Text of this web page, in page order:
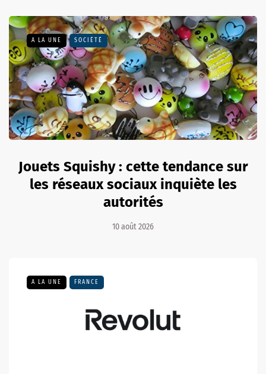
A LA UNE SOCIÉTÉ
Jouets Squishy : cette tendance sur
les réseaux sociaux inquiète les
autorités
10 août 2026
A LA UNE FRANCE